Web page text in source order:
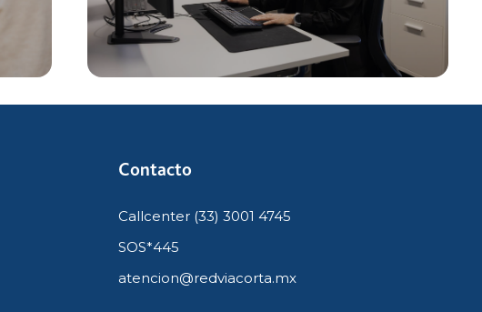
Contacto
Callcenter (33) 3001 4745
SOS*445
atencion@redviacorta.mx